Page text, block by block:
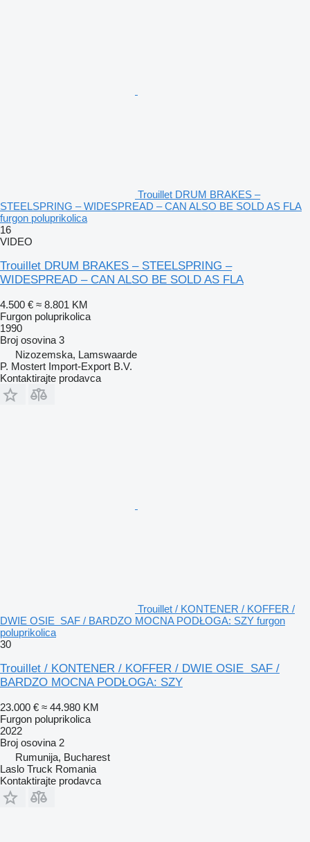
Trouillet DRUM BRAKES –
STEELSPRING – WIDESPREAD – CAN ALSO BE SOLD AS FLA
furgon poluprikolica
16
VIDEO
Trouillet DRUM BRAKES – STEELSPRING –
WIDESPREAD – CAN ALSO BE SOLD AS FLA
4.500 € ≈ 8.801 KM
Furgon poluprikolica
1990
Broj osovina 3
Nizozemska, Lamswaarde
P. Mostert Import-Export B.V.
Kontaktirajte prodavca
Trouillet / KONTENER / KOFFER /
DWIE OSIE SAF / BARDZO MOCNA PODŁOGA: SZY furgon
poluprikolica
30
Trouillet / KONTENER / KOFFER / DWIE OSIE SAF /
BARDZO MOCNA PODŁOGA: SZY
23.000 € ≈ 44.980 KM
Furgon poluprikolica
2022
Broj osovina 2
Rumunija, Bucharest
Laslo Truck Romania
Kontaktirajte prodavca